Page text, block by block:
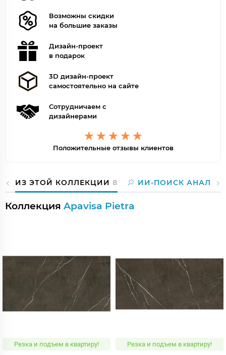
Возможны скидки
на большие заказы
Дизайн-проект
в подарок
3D дизайн-проект
самостоятельно на сайте
Сотрудничаем с
дизайнерами
Положительные отзывы клиентов
ИЗ ЭТОЙ КОЛЛЕКЦИИ 8 ИИ-ПОИСК
Коллекция Apavisa Pietra
Резка и подъем в квартиру! Резка и подъем в квартиру!